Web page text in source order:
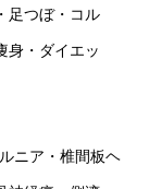
足つぼ・コル
身・ダイエッ
ニア・椎間板ヘ